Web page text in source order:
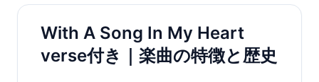
With A Song In My Heart
verse付き｜楽曲の特徴と歴史